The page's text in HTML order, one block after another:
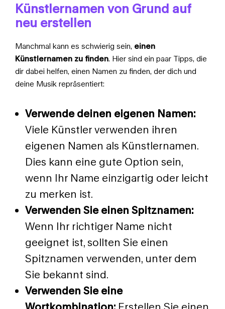
Künstlernamen von Grund auf
neu erstellen
Manchmal kann es schwierig sein, einen
Künstlernamen zu finden . Hier sind ein paar Tipps, die
dir dabei helfen, einen Namen zu finden, der dich und
deine Musik repräsentiert:
Verwende deinen eigenen Namen:
Viele Künstler verwenden ihren
eigenen Namen als Künstlernamen.
Dies kann eine gute Option sein,
wenn Ihr Name einzigartig oder leicht
zu merken ist.
Verwenden Sie einen Spitznamen:
Wenn Ihr richtiger Name nicht
geeignet ist, sollten Sie einen
Spitznamen verwenden, unter dem
Sie bekannt sind.
Verwenden Sie eine
Wortkombination: Erstellen Sie einen